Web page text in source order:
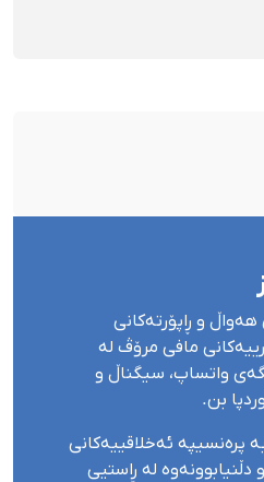
ماوەی دوو ڕۆژدا
هەواڵ و ڕاپۆرتەکانی
مافی مرۆڤ لە
واتساپ، سیگناڵ و
بن.
پرەنسیپە ئەخلاقییەکانی
لە ڕاستیی